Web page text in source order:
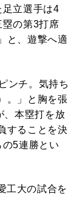
立選手は4
塁の第3打席
と、遊撃へ適
ンチ。気持ち
。」と胸を張
、本塁打を放
することを決
5連勝とい
工大の試合を